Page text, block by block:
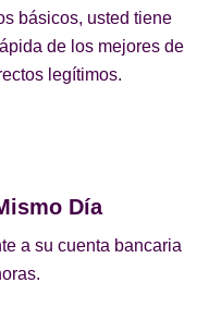
básicos, usted tiene
de los mejores de
legítimos.
Día
a su cuenta bancaria